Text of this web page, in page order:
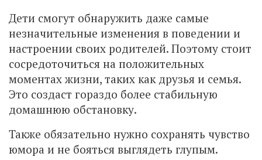
Дети смогут обнаружить даже самые
незначительные изменения в поведении и
настроении своих родителей. Поэтому стоит
сосредоточиться на положительных
моментах жизни, таких как друзья и семья.
Это создаст гораздо более стабильную
домашнюю обстановку.
Также обязательно нужно сохранять чувство
юмора и не бояться выглядеть глупым.